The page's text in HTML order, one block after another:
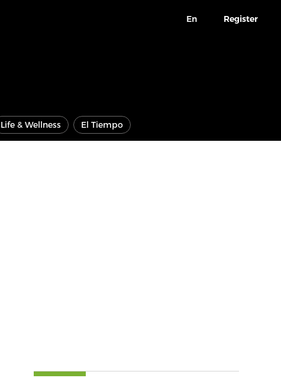
En Register
Life & Wellness El Tiempo